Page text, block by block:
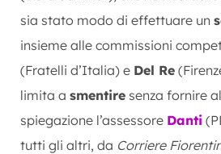
sia stato modo di effettuare un
insieme alle commissioni
(Fratelli d’Italia) e Del Re
limita a smentire senza fornire
spiegazione l’assessore Danti
tutti gli altri, da Corriere